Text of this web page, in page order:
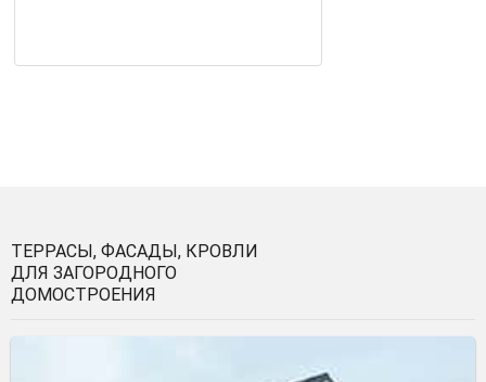
ТЕРРАСЫ, ФАСАДЫ, КРОВЛИ
ДЛЯ ЗАГОРОДНОГО
ДОМОСТРОЕНИЯ